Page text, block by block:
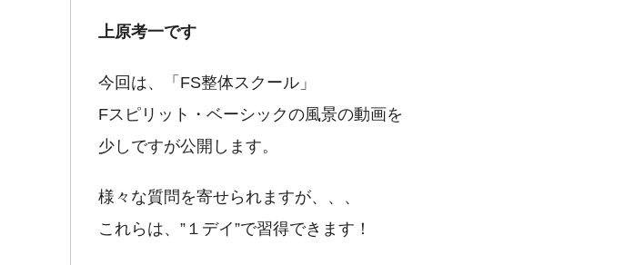
上原考一です
今回は、「FS整体スクール」
Fスピリット・ベーシックの風景の動画を
少しですが公開します。
様々な質問を寄せられますが、、、
これらは、”１デイ”で習得できます！